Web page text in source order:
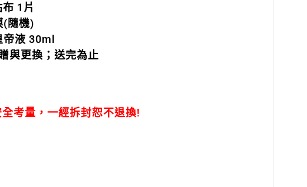
1片
(隨機)
帝液 30ml
與更換；送完為止
考量，一經拆封恕不退換!